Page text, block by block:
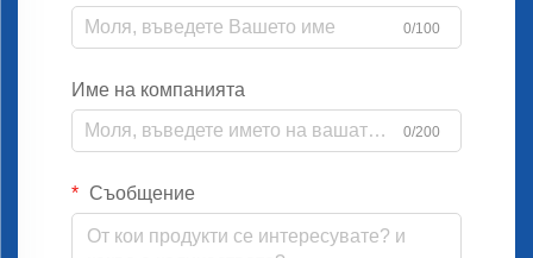
0/100
Име на компанията
0/200
Съобщение